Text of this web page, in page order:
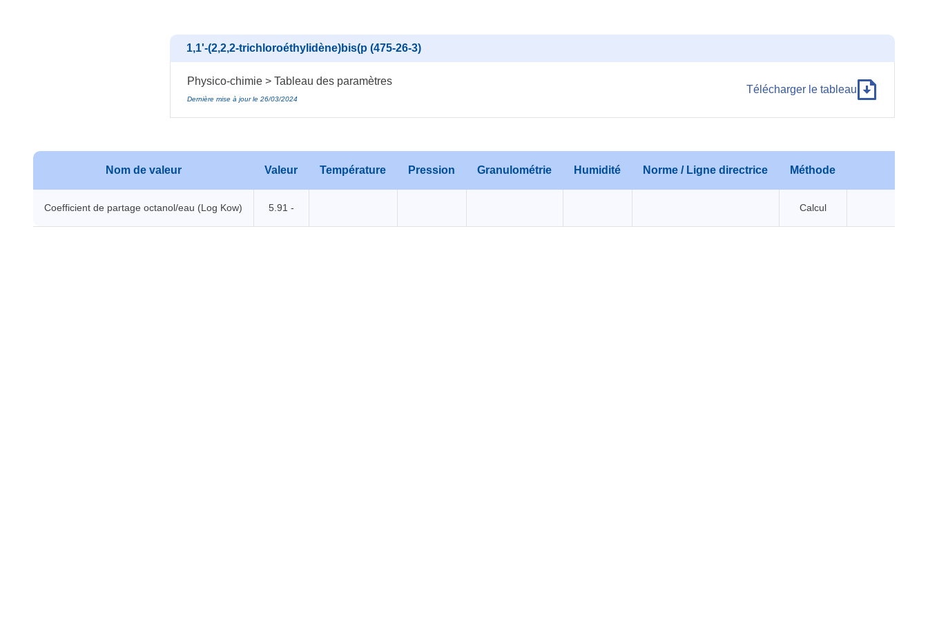
1,1'-(2,2,2-trichloroéthylidène)bis(p (475-26-3)
Physico-chimie > Tableau des paramètres
Dernière mise à jour le 26/03/2024
Télécharger le tableau
Nom de valeur Valeur Température Pression Granulométrie Humidité Norme / Ligne directrice Méthode
Coefficient de partage octanol/eau (Log Kow) 5.91 - Calcul